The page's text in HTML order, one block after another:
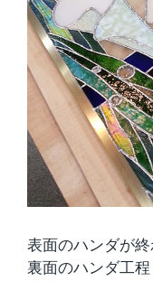
表面のハンダが
裏面のハンダ工程